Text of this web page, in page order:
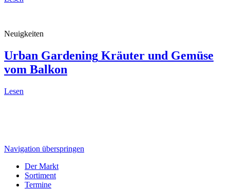
Neuigkeiten
Urban Gardening Kräuter und Gemüse
vom Balkon
Lesen
Navigation überspringen
Der Markt
Sortiment
Termine